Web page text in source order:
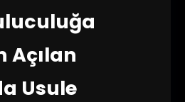
Açılan
Usule